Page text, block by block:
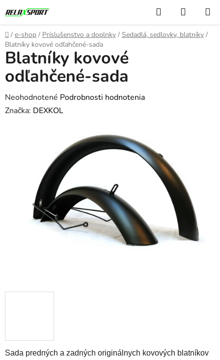
na
obsah
Hľadať
KOŠÍK
Domov
/ e-shop / Príslušenstvo a doplnky / Sedadlá, sedlovky, blatníky /
Blatníky kovové odľahčené-sada
Sada predných a zadných originálnych kovových blatníkov
Blatníky kovové
odľahčené-sada
Priemerné
hodnotenie
hviezdičiek.
Neohodnotené Podrobnosti hodnotenia
Značka: DEXKOL